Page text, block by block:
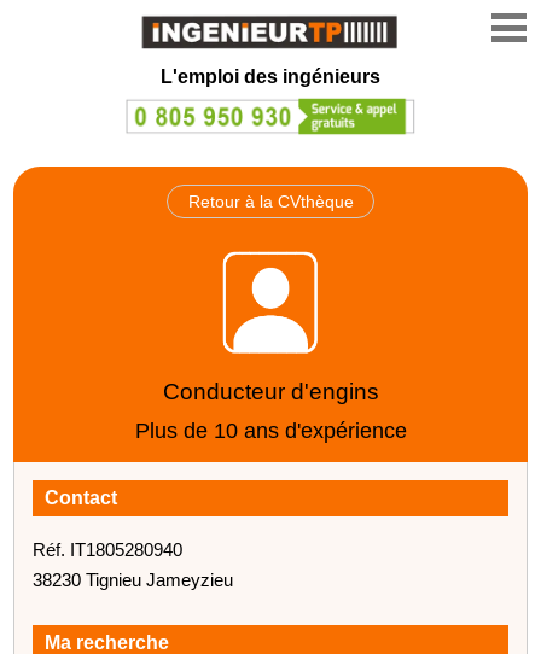
L'emploi des ingénieurs
Retour à la CVthèque
Conducteur d'engins
Plus de 10 ans d'expérience
Contact
Réf. IT1805280940
38230 Tignieu Jameyzieu
Ma recherche